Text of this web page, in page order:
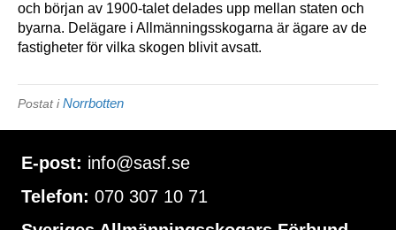
och början av 1900-talet delades upp mellan staten och
byarna. Delägare i Allmänningsskogarna är ägare av de
fastigheter för vilka skogen blivit avsatt.
Postat iNorrbotten
E-post: info@sasf.se
Telefon: 070 307 10 71